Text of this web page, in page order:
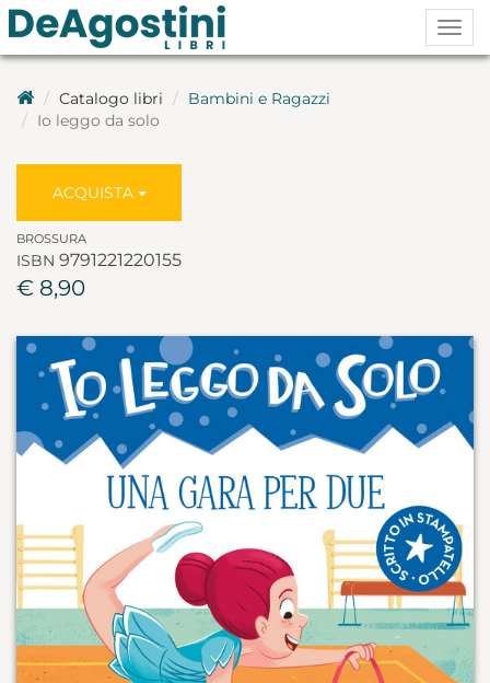
Catalogo libri
Bambini e Ragazzi
Io leggo da solo
ACQUISTA
BROSSURA
ISBN 9791221220155
€ 8,90